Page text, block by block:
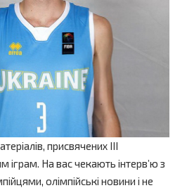
присвячених ІІІ
іграм. На вас чекають інтерв’ю з
олімпійські новини і не